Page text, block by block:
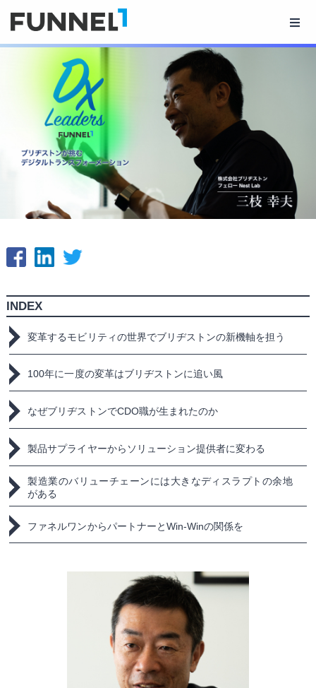
INDEX
変革するモビリティの世界でブリヂストンの新機軸を担う
100年に一度の変革はブリヂストンに追い風
なぜブリヂストンでCDO職が生まれたのか
製品サプライヤーから ソリューション提供者に変わる
製造業のバリューチェーンには大きなディスラプトの余地
がある
ファネルワンからパートナーとWin-Winの関係を